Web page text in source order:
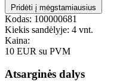
Pridėti į mėgstamiausius
Kodas: 100000681
Kiekis sandėlyje: 4 vnt.
Kaina:
10 EUR su PVM
Atsarginės dalys